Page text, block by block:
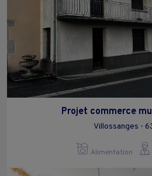
Projet commerce
Villossanges -
Alimentation